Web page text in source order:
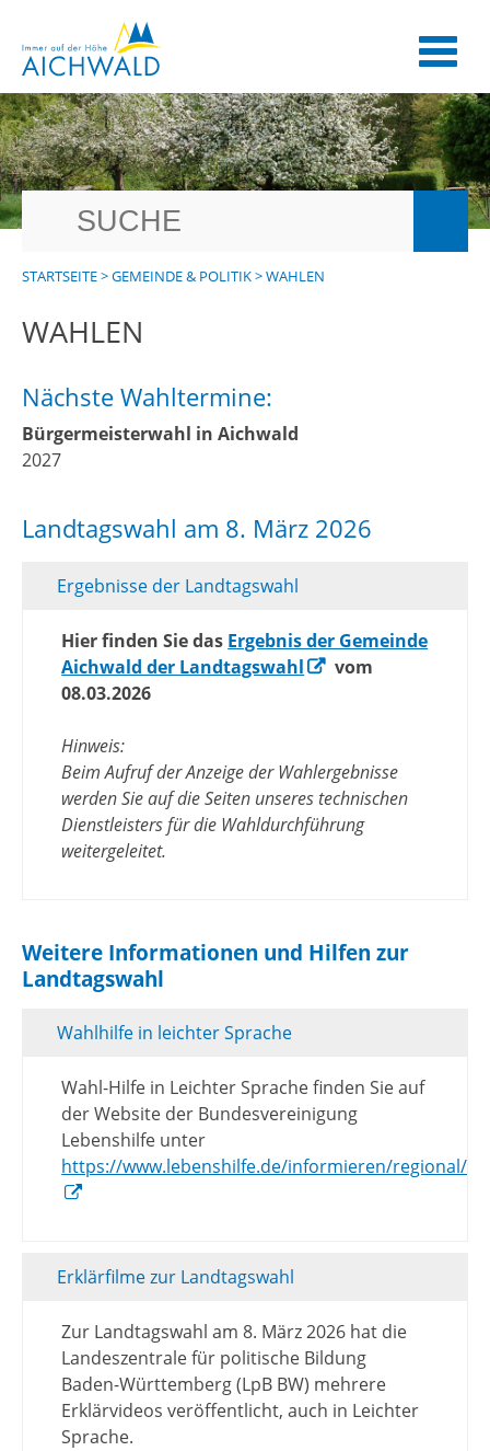
STARTSEITE>GEMEINDE & POLITIK>WAHLEN
WAHLEN
Nächste Wahltermine:
Bürgermeisterwahl in Aichwald
2027
Landtagswahl am 8. März 2026
Ergebnisse der Landtagswahl
Hier finden Sie das Ergebnis der Gemeinde
Aichwald der Landtagswahl
vom
08.03.2026
Hinweis:
Beim Aufruf der Anzeige der Wahlergebnisse
werden Sie auf die Seiten unseres technischen
Dienstleisters für die Wahldurchführung
weitergeleitet.
Weitere Informationen und Hilfen zur
Landtagswahl
Wahlhilfe in leichter Sprache
Wahl-Hilfe in Leichter Sprache finden Sie auf
der Website der Bundesvereinigung
Lebenshilfe unter
https://www.lebenshilfe.de/informieren/regional/
Erklärfilme zur Landtagswahl
Zur Landtagswahl am 8. März 2026 hat die
Landeszentrale für politische Bildung
Baden-Württemberg (LpB BW) mehrere
Erklärvideos veröffentlicht, auch in Leichter
Sprache.